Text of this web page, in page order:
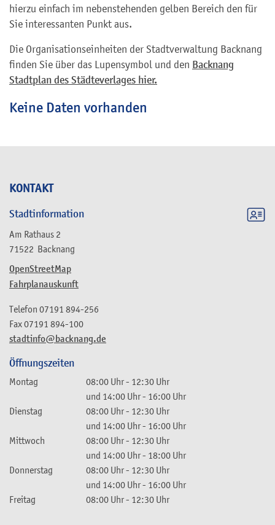
KONTAKT
Stadtinformation
Am Rathaus 2
71522 Backnang
OpenStreetMap
Fahrplanauskunft
stadtinfo@backnang.de
Telefon 07191 894-256
Fax07191 894-100
Öffnungszeiten
Montag 08:00 Uhr- 12:30 Uhr
und 14:00 Uhr- 16:00 Uhr
Dienstag
08:00 Uhr- 12:30 Uhr
und 14:00 Uhr- 16:00 Uhr
Mittwoch
08:00 Uhr- 12:30 Uhr
und 14:00 Uhr- 18:00 Uhr
Donnerstag
08:00 Uhr- 12:30 Uhr
und 14:00 Uhr- 16:00 Uhr
Freitag
08:00 Uhr- 12:30 Uhr
hierzu einfach im nebenstehenden gelben Bereich den für
Sie interessanten Punkt aus.
Die Organisationseinheiten der Stadtverwaltung Backnang
finden Sie über das Lupensymbol und den Backnang
Stadtplan des Städteverlages hier.
Keine Daten vorhanden